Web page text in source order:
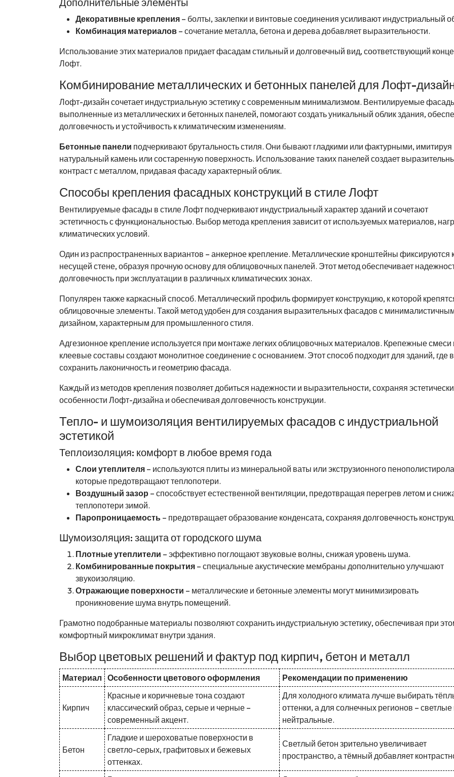
Декоративные крепления – болты, заклепки и винтовые соединения усиливают индустриальный
Комбинация материалов – сочетание металла, бетона и дерева добавляет выразительности.
Использование этих материалов придает фасадам стильный и долговечный вид, соответствующий
Лофт.
Комбинирование металлических и бетонных панелей для Лофт-
Лофт-дизайн сочетает индустриальную эстетику с современным минимализмом. Вентилируемые
выполненные из металлических и бетонных панелей, помогают создать уникальный облик здания,
долговечность и устойчивость к климатическим изменениям.
Бетонные панели подчеркивают брутальность стиля. Они бывают гладкими или фактурными, имитируя
натуральный камень или состаренную поверхность. Использование таких панелей создает
контраст с металлом, придавая фасаду характерный облик.
Способы крепления фасадных конструкций в стиле Лофт
Вентилируемые фасады в стиле Лофт подчеркивают индустриальный характер зданий и сочетают
эстетичность с функциональностью. Выбор метода крепления зависит от используемых материалов,
климатических условий.
Один из распространенных вариантов – анкерное крепление. Металлические кронштейны фиксируются
несущей стене, образуя прочную основу для облицовочных панелей. Этот метод обеспечивает
долговечность при эксплуатации в различных климатических зонах.
Популярен также каркасный способ. Металлический профиль формирует конструкцию, к которой
облицовочные элементы. Такой метод удобен для создания выразительных фасадов с
дизайном, характерным для промышленного стиля.
Адгезионное крепление используется при монтаже легких облицовочных материалов. Крепежные смеси
клеевые составы создают монолитное соединение с основанием. Этот способ подходит для зданий, где
сохранить лаконичность и геометрию фасада.
Каждый из методов крепления позволяет добиться надежности и выразительности, сохраняя
особенности Лофт-дизайна и обеспечивая долговечность конструкции.
Тепло- и шумоизоляция вентилируемых фасадов с индустриальной
эстетикой
Теплоизоляция: комфорт в любое время года
Слои утеплителя – используются плиты из минеральной ваты или экструзионного
которые предотвращают теплопотери.
Воздушный зазор – способствует естественной вентиляции, предотвращая перегрев летом и
теплопотери зимой.
Паропроницаемость – предотвращает образование конденсата, сохраняя долговечность
Шумоизоляция: защита от городского шума
Плотные утеплители – эффективно поглощают звуковые волны, снижая уровень шума.
Комбинированные покрытия – специальные акустические мембраны дополнительно улучшают
звукоизоляцию.
Отражающие поверхности – металлические и бетонные элементы могут минимизировать
проникновение шума внутрь помещений.
Грамотно подобранные материалы позволяют сохранить индустриальную эстетику, обеспечивая при
комфортный микроклимат внутри здания.
Выбор цветовых решений и фактур под кирпич, бетон и металл
Материал Особенности цветового оформления Рекомендации по применению
Кирпич
Красные и коричневые тона создают
классический образ, серые и черные –
современный акцент.
Для холодного климата лучше выбирать
оттенки, а для солнечных регионов – светлые
нейтральные.
Бетон
Гладкие и шероховатые поверхности в
светло-серых, графитовых и бежевых
оттенках.
Светлый бетон зрительно увеличивает
пространство, а тёмный добавляет